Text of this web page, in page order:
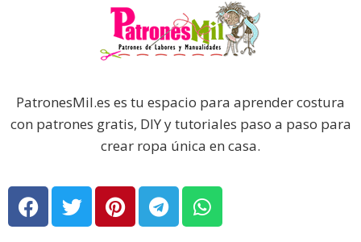
PatronesMil.es es tu espacio para aprender costura
con patrones gratis, DIY y tutoriales paso a paso para
crear ropa única en casa.